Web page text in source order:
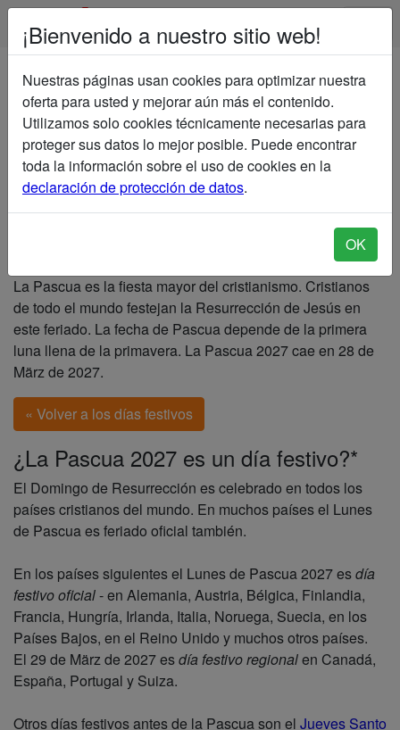
Días festivos 2020 » Pascua 2021
Pascua 2027
Índice
¿La Pascua es un día festivo?
¿Cuándo es la Pascua 2027?
La Pascua es la fiesta mayor del cristianismo. Cristianos
de todo el mundo festejan la Resurrección de Jesús en
este feriado. La fecha de Pascua depende de la primera
luna llena de la primavera. La Pascua 2027 cae en 28 de
März de 2027.
« Volver a los días festivos
¿La Pascua 2027 es un día festivo?*
El Domingo de Resurrección es celebrado en todos los
países cristianos del mundo. En muchos países el Lunes
de Pascua es feriado oficial también.
En los países siguientes el Lunes de Pascua 2027 esdía
festivo oficial- en Alemania, Austria, Bélgica, Finlandia,
Francia, Hungría, Irlanda, Italia, Noruega, Suecia, en los
Países Bajos, en el Reino Unido y muchos otros países.
El 29 de März de 2027 esdía festivo regionalen Canadá,
España, Portugal y Suiza.
Otros días festivos antes de la Pascua son el Jueves Santo
¡Bienvenido a nuestro sitio web!
Nuestras páginas usan cookies para optimizar nuestra
oferta para usted y mejorar aún más el contenido.
Utilizamos solo cookies técnicamente necesarias para
proteger sus datos lo mejor posible. Puede encontrar
toda la información sobre el uso de cookies en la
declaración de protección de datos.
OK